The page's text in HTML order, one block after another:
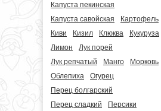
Капуста пекинская
Капуста савойская
Картофель
Киви
Кизил Клюква
Кукуруза
Лимон
Лук порей
Лук репчатый
Манго
Морковь
Облепиха
Огурец
Перец болгарский
Перец сладкий
Персики